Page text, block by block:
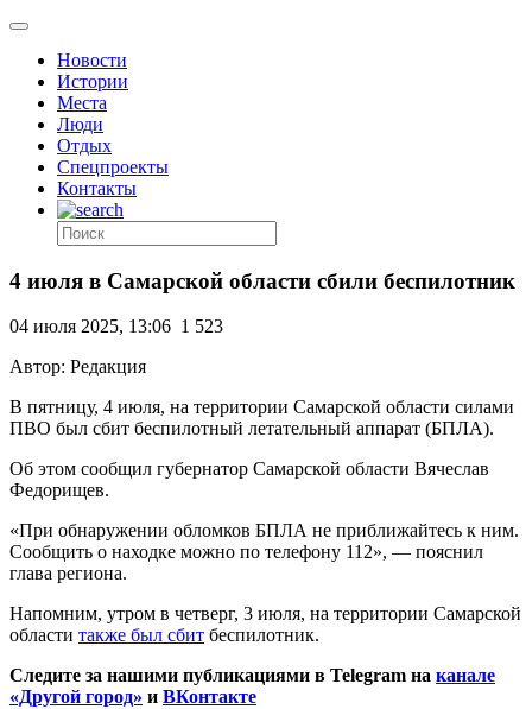
Новости
Истории
Места
Люди
Отдых
Спецпроекты
Контакты
4 июля в Самарской области сбили беспилотник
04 июля 2025, 13:06 1 523
Автор: Редакция
В пятницу, 4 июля, на территории Самарской области силами
ПВО был сбит беспилотный летательный аппарат (БПЛА).
Об этом сообщил губернатор Самарской области Вячеслав
Федорищев.
«При обнаружении обломков БПЛА не приближайтесь к ним.
Сообщить о находке можно по телефону 112», — пояснил
глава региона.
Напомним, утром в четверг, 3 июля, на территории Самарской
области также был сбит беспилотник.
Следите за нашими публикациями в Telegram на канале
«Другой город» и ВКонтакте